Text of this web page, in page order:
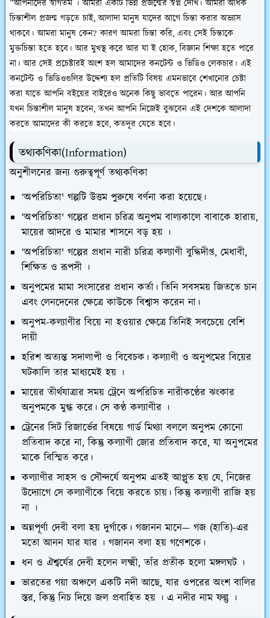
”আপনাদের স্বাগতম ।আমরা একটি ভিন্ন প্রজন্মের স্বপ্ন দেখি। আমরা অধিক
চিন্তাশীল প্রজন্ম গড়তে চাই, আলাদা মানুষ যাদের আগে চিন্তা করার অভ্যাস
থাকবে। আমরা মানুষ কেন? কারণ আমরা চিন্তা করি, এবং সেই চিন্তাকে
মুক্তচিন্তা হতে হবে। আর মুখস্থ করে আর যা ই হোক, বিজ্ঞান শিক্ষা হতে পারে
না। আর সেই প্রচেষ্টারই অংশ হল আমাদের কনটেন্ট ও ভিডিও লেকচার। এই
কনটেন্ট ও ভিডিওগুলির উদ্দেশ্য হল প্রতিটি বিষয় এমনভাবে শেখানোর চেষ্টা
করা যাতে আপনি বইয়ের বাইরেও অনেক কিছু ভাবতে পারেন। আর আপনি
যখন চিন্তাশীল মানুষ হবেন, তখন আপনি নিজেই বুঝবেন এই দেশকে আলাদা
করতে আমাদের কী করতে হবে, কতদূর যেতে হবে।
তথ্যকণিকা(Information)
অনুশীলনের জন্য গুরুত্বপূর্ণ তথ্যকণিকা
‘অপরিচিতা' গল্পটি উত্তম পুরুষে বর্ণনা করা হয়েছে।
‘অপরিচিতা' গল্পের প্রধান চরিত্র অনুপম বাল্যকালে বাবাকে হারায়,
মায়ের আদরে ও মামার শাসনে বড় হয় ।
‘অপরিচিতা' গল্পের প্রধান নারী চরিত্র কল্যাণী বুদ্ধিদীপ্ত, মেধাবী,
শিক্ষিত ও রূপসী ।
অনুপমের মামা সংসারের প্রধান কর্তা। তিনি সবসময় জিততে চান
এবং লেনদেনের ক্ষেত্রে কাউকে বিশ্বাস করেন না।
অনুপম-কল্যাণীর বিয়ে না হওয়ার ক্ষেত্রে তিনিই সবচেয়ে বেশি
দায়ী
হরিশ অত্যন্ত সদালাপী ও বিবেচক। কল্যাণী ও অনুপমের বিয়ের
ঘটকালি তার মাধ্যমেই হয় ।
মায়ের তীর্থযাত্রার সময় ট্রেনে অপরিচিত নারীকণ্ঠের ঝংকার
অনুপমকে মুগ্ধ করে। সে কণ্ঠ কল্যাণীর ।
ট্রেনের সিট রিজার্ভের বিষয়ে গার্ড মিথ্যা বললে অনুপম কোনো
প্রতিবাদ করে না, কিন্তু কল্যাণী জোর প্রতিবাদ করে, যা অনুপমের
মাকে বিস্মিত করে।
কল্যাণীর সাহস ও সৌন্দর্যে অনুপম এতই আপ্লুত হয় যে, নিজের
উদ্যোগে সে কল্যাণীকে বিয়ে করতে চায়। কিন্তু কল্যাণী রাজি হয়
না ।
অন্নপূর্ণা দেবী বলা হয় দুর্গাকে। গজানন মানে— গজ (হাতি)-এর
মতো আনন যার যার । গজানন বলা হয় গণেশকে।
ধন ও ঐশ্বর্যের দেবী হলেন লক্ষ্মী, তাঁর প্রতীক হলো মঙ্গলঘট ।
ভারতের গয়া অঞ্চলে একটি নদী আছে, যার ওপরের অংশ বালির
স্তর, কিন্তু নিচ দিয়ে জল প্রবাহিত হয় । এ নদীর নাম ফল্গু ।